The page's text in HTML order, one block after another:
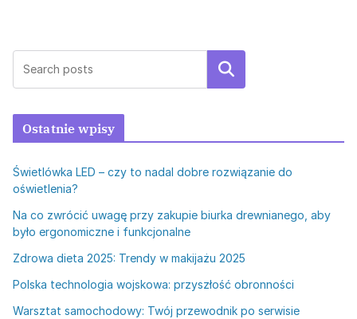
Szukaj
Ostatnie wpisy
Świetlówka LED – czy to nadal dobre rozwiązanie do
oświetlenia?
Na co zwrócić uwagę przy zakupie biurka drewnianego, aby
było ergonomiczne i funkcjonalne
Zdrowa dieta 2025: Trendy w makijażu 2025
Polska technologia wojskowa: przyszłość obronności
Warsztat samochodowy: Twój przewodnik po serwisie